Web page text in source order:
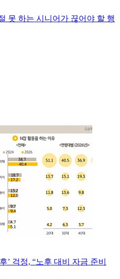
못 하는 시니어가 끊어야 할 행
’ 걱정, “노후 대비 자금 준비